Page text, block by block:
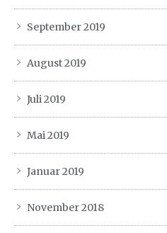
September 2019
August 2019
Juli 2019
Mai 2019
Januar 2019
November 2018